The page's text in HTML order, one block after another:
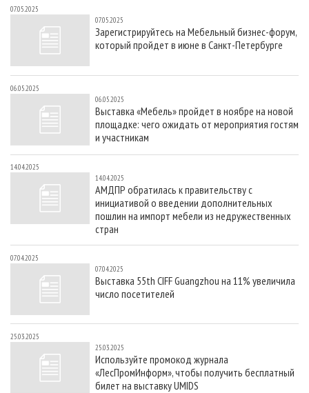
07.05.2025
07.05.2025
Зарегистрируйтесь на Мебельный бизнес-форум,
который пройдет в июне в Санкт-Петербурге
06.05.2025
06.05.2025
Выставка «Мебель» пройдет в ноябре на новой
площадке: чего ожидать от мероприятия гостям
и участникам
14.04.2025
14.04.2025
АМДПР обратилась к правительству с
инициативой о введении дополнительных
пошлин на импорт мебели из недружественных
стран
07.04.2025
07.04.2025
Выставка 55th CIFF Guangzhou на 11% увеличила
число посетителей
25.03.2025
25.03.2025
Используйте промокод журнала
«ЛесПромИнформ», чтобы получить бесплатный
билет на выставку UMIDS